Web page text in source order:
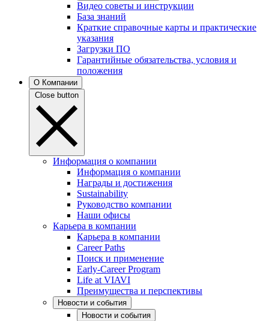
Видео советы и инструкции
База знаний
Краткие справочные карты и практические
указания
Загрузки ПО
Гарантийные обязательства, условия и
положения
О Компании
Close button
Информация о компании
Информация о компании
Награды и достижения
Sustainability
Руководство компании
Наши офисы
Карьера в компании
Карьера в компании
Career Paths
Поиск и применение
Early-Career Program
Life at VIAVI
Преимущества и перспективы
Новости и события
Новости и события